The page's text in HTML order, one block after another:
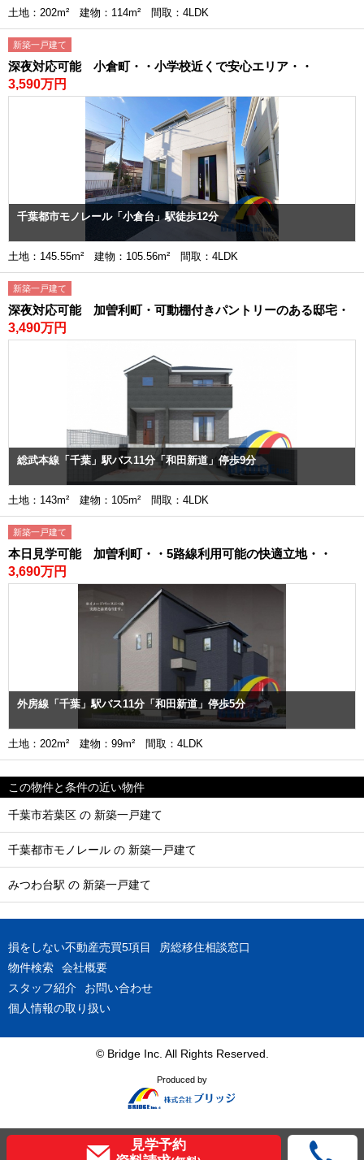
土地：202m² 建物：114m² 間取：4LDK
新築一戸建て
深夜対応可能 小倉町・・小学校近くで安心エリア・・
3,590万円
千葉都市モノレール「小倉台」駅徒歩12分
土地：145.55m² 建物：105.56m² 間取：4LDK
新築一戸建て
深夜対応可能 加曽利町・可動棚付きパントリーのある邸宅・
3,490万円
総武本線「千葉」駅バス11分「和田新道」停歩9分
土地：143m² 建物：105m² 間取：4LDK
新築一戸建て
本日見学可能 加曽利町・・5路線利用可能の快適立地・・
3,690万円
外房線「千葉」駅バス11分「和田新道」停歩5分
土地：202m² 建物：99m² 間取：4LDK
この物件と条件の近い物件
千葉市若葉区 の 新築一戸建て
千葉都市モノレール の 新築一戸建て
みつわ台駅 の 新築一戸建て
損をしない不動産売買5項目
房総移住相談窓口
物件検索
会社概要
スタッフ紹介
お問い合わせ
個人情報の取り扱い
© Bridge Inc. All Rights Reserved.
Produced by
見学予約